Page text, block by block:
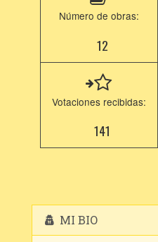
Número de obras:
12
Votaciones recibidas:
141
MI BIO